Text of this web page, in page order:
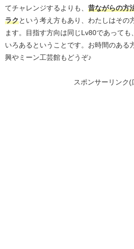
てチャレンジするよりも、 昔ながらの方
ラクという考え方もあり、わたしはその
ます。目指す方向は同じLv80であって
いろあるということです。お時間のある
興やミーン工芸館もどうぞ♪
スポンサーリンク(